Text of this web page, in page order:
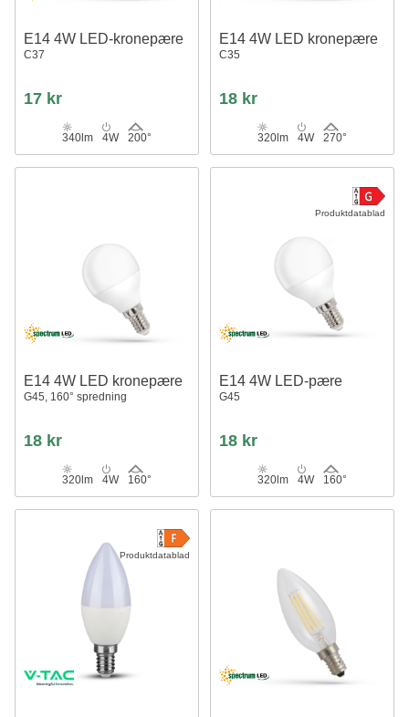
E14 4W LED-kronepære
C37
17 kr
340lm 4W 200°
E14 4W LED kronepære
C35
18 kr
320lm 4W 270°
E14 4W LED kronepære
G45, 160° spredning
18 kr
320lm 4W 160°
Produktdatablad
E14 4W LED-pære
G45
18 kr
320lm 4W 160°
Produktdatablad